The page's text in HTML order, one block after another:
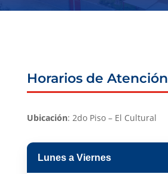
Horarios de Atención
Ubicación: 2do Piso – El Cultural
Lunes a Viernes